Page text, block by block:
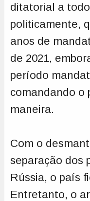
ditatorial a
politicamente,
anos de
de 2021,
período
comandando o
maneira.
Com o
separação dos
Rússia, o país
Entretanto, o